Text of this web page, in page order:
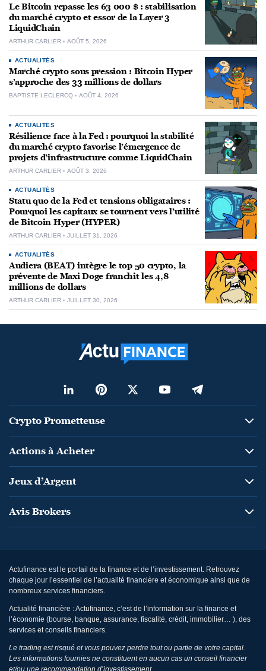
Le Bitcoin repasse les 63 000 $ : stabilisation
du marché crypto et essor de la Layer 3
LiquidChain
ARTHUR CARLIER AOÛT 5, 2026
ACTUALITÉS
Marché crypto sous pression : Bitcoin Hyper
s’approche des 33 millions de dollars
BAPTISTE LECLERCQ AOÛT 4, 2026
ACTUALITÉS
Résilience face à la Fed : pourquoi la stabilité
du marché crypto favorise l’émergence de
projets d’infrastructure comme LiquidChain
ARTHUR CARLIER AOÛT 3, 2026
ACTUALITÉS
Statu quo de la Fed et tensions obligataires :
Pourquoi les capitaux se tournent vers l’utilité
de Bitcoin Hyper (HYPER)
ARTHUR CARLIER JUILLET 31, 2026
ACTUALITÉS
Audiera (BEAT) intègre le top 50 crypto, la
prévente de Maxi Doge franchit les 4,8
millions de dollars
ARTHUR CARLIER JUILLET 30, 2026
Crypto Prometteuse
Actions à Acheter
Jeux d’Argent
Avis Brokers
Actufinance est le portail de la finance et de l’investissement. Retrouvez
chaque jour l’essentiel de l’actualité financière et économique ainsi que de
nombreux services financiers.
Actualité financière : Actufinance, c’est de l’information sur la finance et
l’économie (bourse, banque, assurance, fiscalité, crédit, immobilier… ), des
services et conseils financiers.
Le trading est risqué et vous pouvez perdre tout ou partie de votre capital.
Les informations fournies ne constituent en aucun cas un conseil financier
et/ou une recommandation d’investissement.